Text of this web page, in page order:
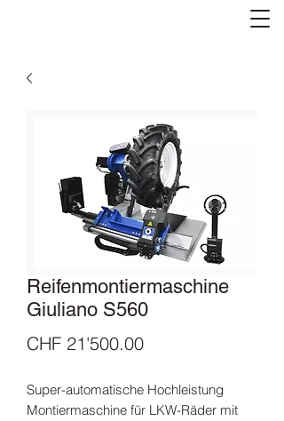
Reifenmontiermaschine
Giuliano S560
CHF 21'500.00Price
Super-automatische Hochleistung
Montiermaschine für LKW-Räder mit